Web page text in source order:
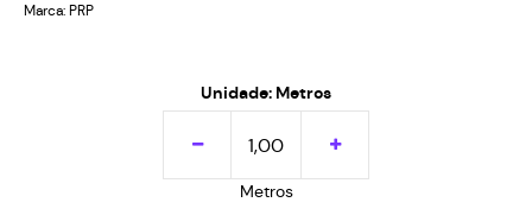
Marca: PRP
Unidade: Metros
Metros